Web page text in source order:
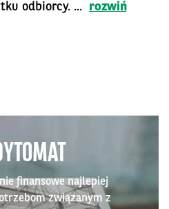
odbiorcy. ...
rozwiń
finansowe najlepiej
związanym z